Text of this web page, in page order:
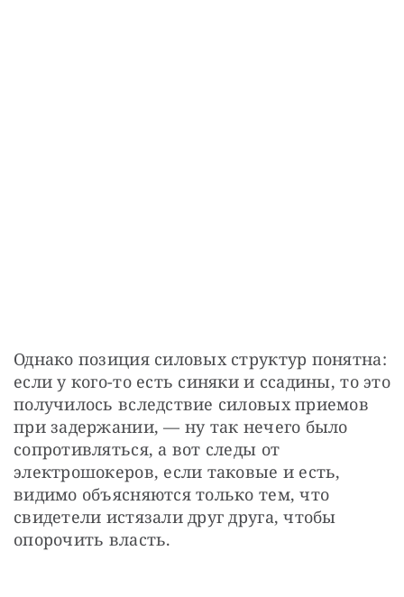
Однако позиция силовых структур понятна:
если у кого-то есть синяки и ссадины, то это
получилось вследствие силовых приемов
при задержании, — ​ну так нечего было
сопротивляться, а вот следы от
электрошокеров, если таковые и есть,
видимо объясняются только тем, что
свидетели истязали друг друга, чтобы
опорочить власть.